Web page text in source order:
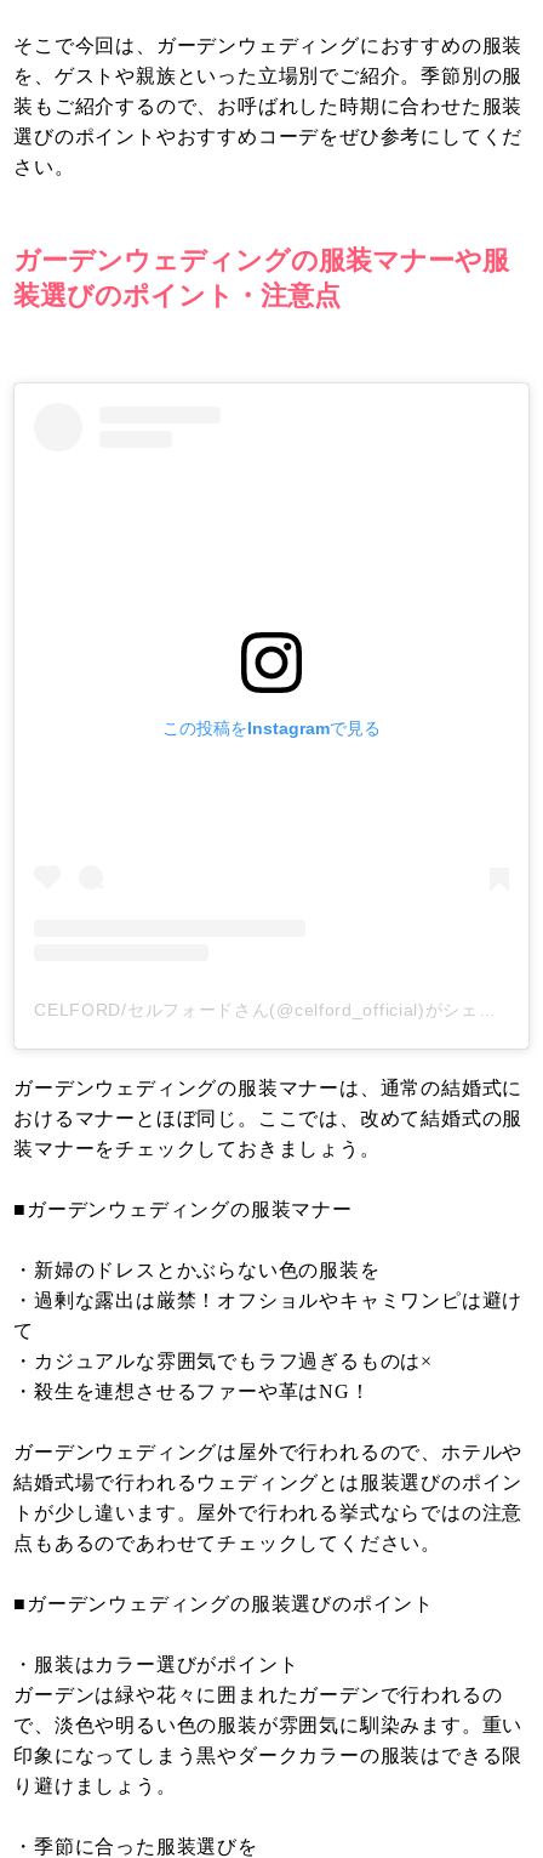
そこで今回は、ガーデンウェディングにおすすめの服装
を、ゲストや親族といった立場別でご紹介。季節別の服
装もご紹介するので、お呼ばれした時期に合わせた服装
選びのポイントやおすすめコーデをぜひ参考にしてくだ
さい。
ガーデンウェディングの服装マナーや服
装選びのポイント・注意点
この投稿をInstagramで見る
ガーデンウェディングの服装マナーは、通常の結婚式に
おけるマナーとほぼ同じ。ここでは、改めて結婚式の服
装マナーをチェックしておきましょう。
■ガーデンウェディングの服装マナー
・新婦のドレスとかぶらない色の服装を
・過剰な露出は厳禁！オフショルやキャミワンピは避け
て
・カジュアルな雰囲気でもラフ過ぎるものは×
・殺生を連想させるファーや革はNG！
ガーデンウェディングは屋外で行われるので、ホテルや
結婚式場で行われるウェディングとは服装選びのポイン
トが少し違います。屋外で行われる挙式ならではの注意
点もあるのであわせてチェックしてください。
■ガーデンウェディングの服装選びのポイント
・服装はカラー選びがポイント
ガーデンは緑や花々に囲まれたガーデンで行われるの
で、淡色や明るい色の服装が雰囲気に馴染みます。重い
印象になってしまう黒やダークカラーの服装はできる限
り避けましょう。
・季節に合った服装選びを